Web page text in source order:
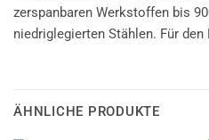
zerspanbaren Werkstoffen bis
niedriglegierten Stählen. Für den
ÄHNLICHE PRODUKTE